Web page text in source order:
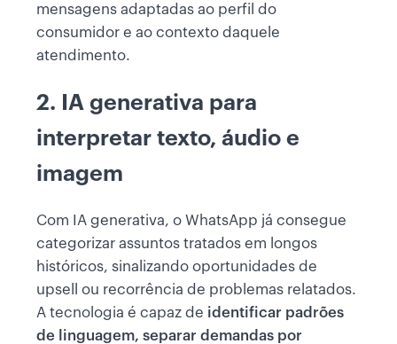
mensagens adaptadas ao perfil do
consumidor e ao contexto daquele
atendimento.
2. IA generativa para
interpretar texto, áudio e
imagem
Com IA generativa, o WhatsApp já consegue
categorizar assuntos tratados em longos
históricos, sinalizando oportunidades de
upsell ou recorrência de problemas relatados.
A tecnologia é capaz de identificar padrões
de linguagem, separar demandas por